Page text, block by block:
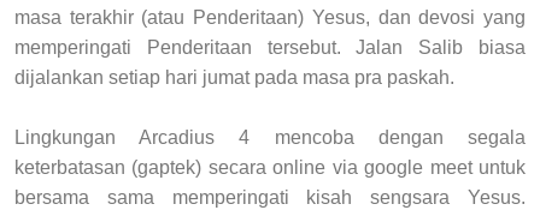
masa terakhir (atau Penderitaan) Yesus, dan devosi yang
memperingati Penderitaan tersebut.Jalan Salib biasa
dijalankan setiap hari jumat pada masa pra paskah.
Lingkungan Arcadius 4 mencoba dengan segala
keterbatasan (gaptek) secara online via google meet untuk
bersama sama memperingati kisah sengsara Yesus.